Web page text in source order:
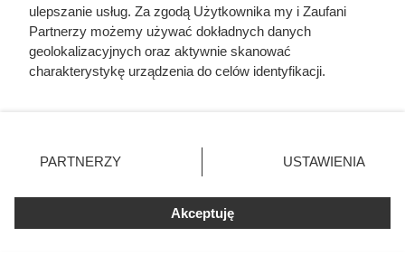
ulepszanie usług. Za zgodą Użytkownika my i Zaufani
Partnerzy możemy używać dokładnych danych
geolokalizacyjnych oraz aktywnie skanować
charakterystykę urządzenia do celów identyfikacji.
zmienić/wycofać klikając przycisk ustawień prywatności
znajdujący się w lewym dolnym rogu strony
rodzaje przetwarzania danych nie wymagają zgody
użytkownika, ale masz prawo sprzeciwić się takiemu
przetwarzaniu. Preferencje będą miały zastosowania tylko
PARTNERZY USTAWIENIA
Akceptuję